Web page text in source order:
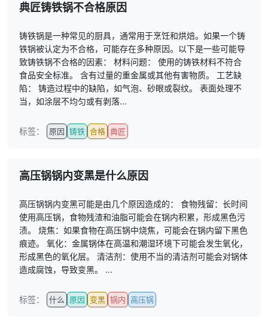
典匠铸铁锅不合格原因
铸铁锅是一种常见的厨具，通常用于烹饪和烘焙。如果一个铸
铁锅被认定为不合格，可能存在多种原因。以下是一些可能导
致铸铁锅不合格的因素： 材料问题： 使用的铸铁材料不符合
食品安全标准。 含有过量的重金属或其他有害物质。 工艺缺
陷： 铸造过程中的缺陷，如气泡、砂眼或裂纹。 表面处理不
当，如涂层不均匀或有剥落...
标签： 原因 铸铁 合格 典匠
高压锅锅内变黑是什么原因
高压锅锅内变黑可能是由几个原因造成的： 食物残留：长时间
使用高压锅，食物残渣和油脂可能会在锅内积累，形成黑色污
渍。 烧焦：如果食物在高压锅中烧焦，可能会在锅内留下黑色
痕迹。 氧化：金属锅体在高温和潮湿环境下可能会发生氧化，
形成黑色的氧化层。 清洁剂：使用不当的清洁剂可能会对锅体
造成腐蚀，导致变黑。 ...
标签： 什么 原因 变黑 锅内 高压锅